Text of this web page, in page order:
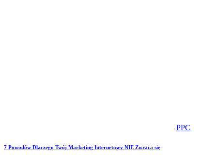
PPC
7 Powodów Dlaczego Twój Marketing Internetowy NIE Zwraca się